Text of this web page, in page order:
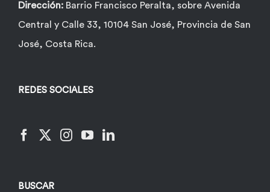
Dirección: Barrio Francisco Peralta, sobre Avenida
Central y Calle 33, 10104 San José, Provincia de San
José, Costa Rica.
REDES SOCIALES
BUSCAR